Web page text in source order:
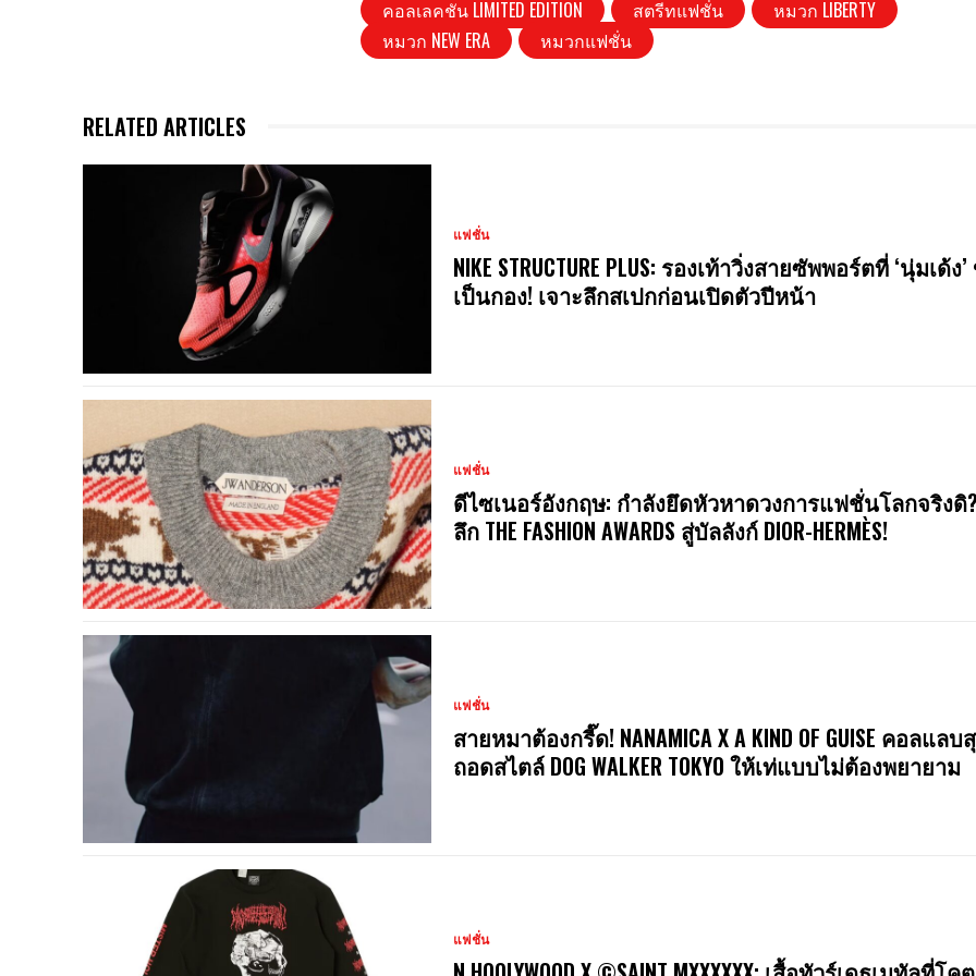
คอลเลคชัน LIMITED EDITION สตรีทแฟชั่น
หมวก LIBERTY
หมวก NEW ERA
หมวกแฟชั่น
RELATED ARTICLES
แฟชั่น
NIKE STRUCTURE PLUS: รองเท้าวิ่งสายซัพพอร์ตที่ ‘นุ่มเด้ง
เป็นกอง! เจาะลึกสเปกก่อนเปิดตัวปีหน้า
แฟชั่น
ดีไซเนอร์อังกฤษ: กำลังยึดหัวหาดวงการแฟชั่นโลกจริงดิ
ลึก THE FASHION AWARDS สู่บัลลังก์ DIOR-HERMÈS!
แฟชั่น
สายหมาต้องกรี๊ด! NANAMICA X A KIND OF GUISE คอลแล
ถอดสไตล์ DOG WALKER TOKYO ให้เท่แบบไม่ต้องพยายาม
แฟชั่น